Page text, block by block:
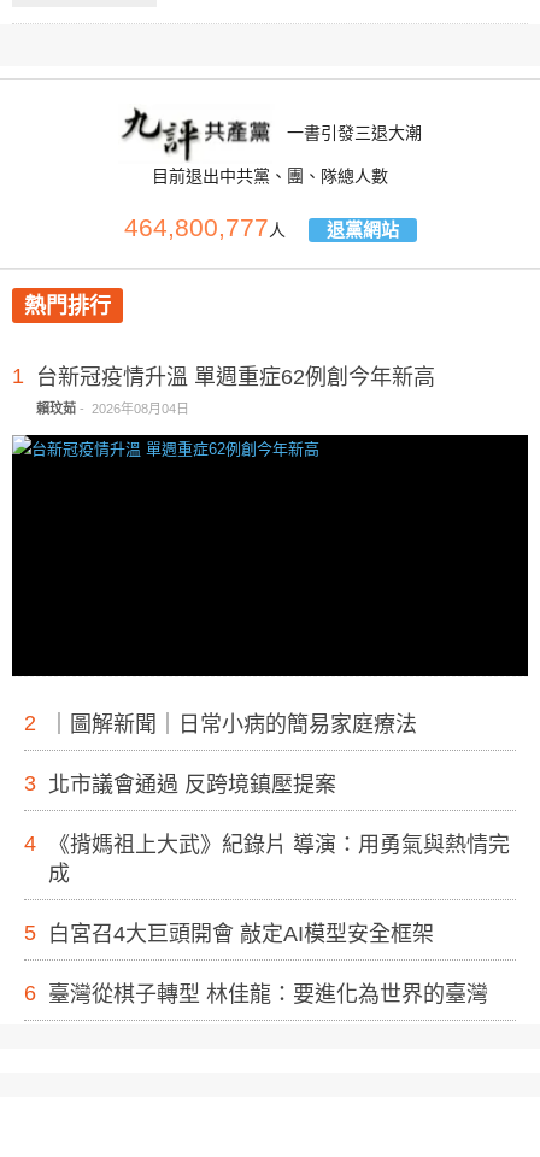
一書引發三退大潮
目前退出中共黨、團、隊總人數
464,800,777人 退黨網站
熱門排行
1 台新冠疫情升溫 單週重症62例創今年新高
賴玟茹 - 2026年08月04日
2 ｜圖解新聞｜日常小病的簡易家庭療法
3 北市議會通過 反跨境鎮壓提案
4
《揹媽祖上大武》紀錄片 導演：用勇氣與熱情完
成
5 白宮召4大巨頭開會 敲定AI模型安全框架
6 臺灣從棋子轉型 林佳龍：要進化為世界的臺灣